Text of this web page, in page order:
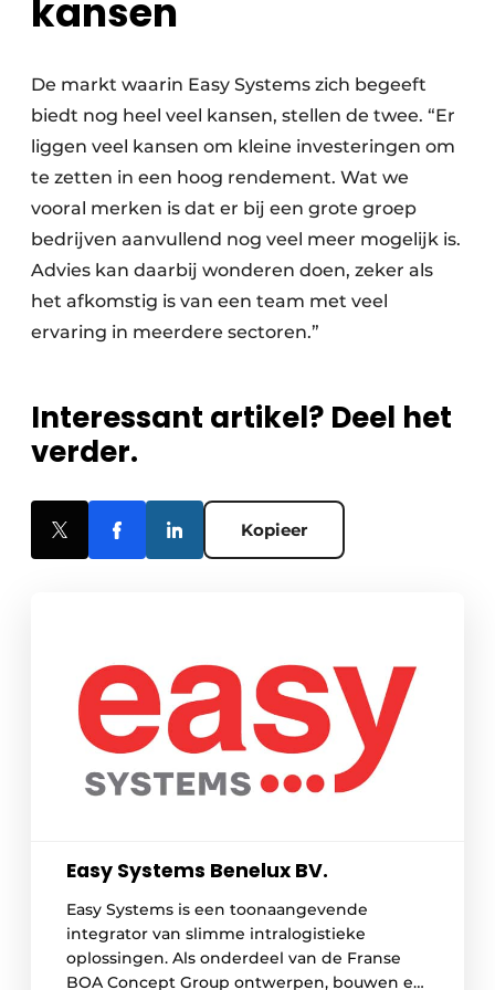
kansen
De markt waarin Easy Systems zich begeeft
biedt nog heel veel kansen, stellen de twee. “Er
liggen veel kansen om kleine investeringen om
te zetten in een hoog rendement. Wat we
vooral merken is dat er bij een grote groep
bedrijven aanvullend nog veel meer mogelijk is.
Advies kan daarbij wonderen doen, zeker als
het afkomstig is van een team met veel
ervaring in meerdere sectoren.”
Interessant artikel? Deel het
verder.
Kopieer
Easy Systems Benelux BV.
Easy Systems is een toonaangevende
integrator van slimme intralogistieke
oplossingen. Als onderdeel van de Franse
BOA Concept Group ontwerpen, bouwen en